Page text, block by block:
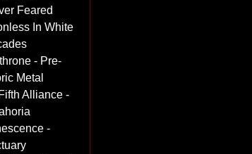
Feared
In White
- Pre-
Metal
Alliance -
-